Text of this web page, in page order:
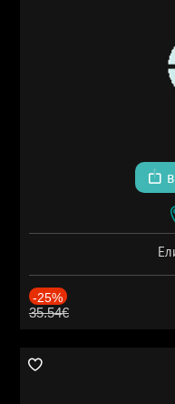
-25%
35.54€